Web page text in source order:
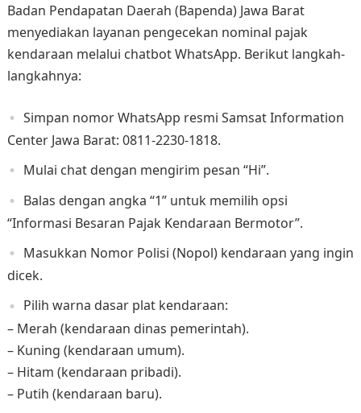
Badan Pendapatan Daerah (Bapenda) Jawa Barat
menyediakan layanan pengecekan nominal pajak
kendaraan melalui chatbot WhatsApp. Berikut langkah-
langkahnya:​
Simpan nomor WhatsApp resmi Samsat Information
Center Jawa Barat: 0811-2230-1818.​
Mulai chat dengan mengirim pesan “Hi”.​
Balas dengan angka “1” untuk memilih opsi
“Informasi Besaran Pajak Kendaraan Bermotor”.​
Masukkan Nomor Polisi (Nopol) kendaraan yang ingin
dicek.​
Pilih warna dasar plat kendaraan:
– Merah (kendaraan dinas pemerintah).
– Kuning (kendaraan umum).​
– Hitam (kendaraan pribadi).​
– Putih (kendaraan baru).​